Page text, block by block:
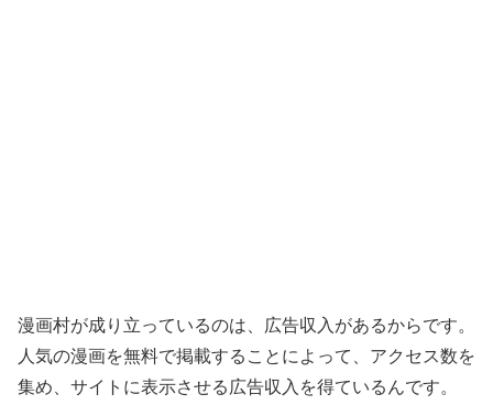
漫画村が成り立っているのは、広告収入があるからです。
人気の漫画を無料で掲載することによって、アクセス数を
集め、サイトに表示させる広告収入を得ているんです。